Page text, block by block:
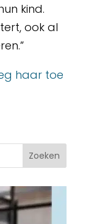
kind.
ook al
haar toe
Zoeken